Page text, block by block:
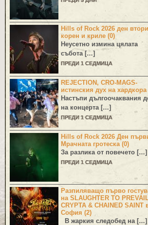
Hills of Rock 2026 ден
корен и криле (0)
Неусетно измина цялата
събота […]
ПРЕДИ 1 СЕДМИЦА
REJECTION, CRO-MAGS-
истинския дух на хардкора
Настъпи дългоочаквания
на концерта […]
ПРЕДИ 1 СЕДМИЦА
Hills of Rock 2026 Ден
Мрачната гротеска (0)
За разлика от повечето […]
ПРЕДИ 1 СЕДМИЦА
Разпиляващо първо
на SLAUGHTER TO
CRYPTA & CHAINED SAINT
София (2)
В жаркия следобед на […]